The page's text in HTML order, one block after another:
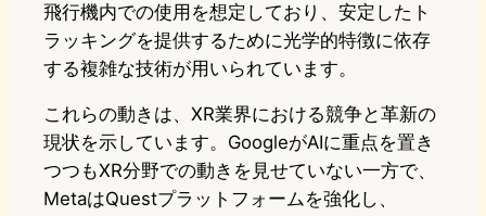
飛行機内での使用を想定しており、安定したト
ラッキングを提供するために光学的特徴に依存
する複雑な技術が用いられています。
これらの動きは、XR業界における競争と革新の
現状を示しています。GoogleがAIに重点を置き
つつもXR分野での動きを見せていない一方で、
MetaはQuestプラットフォームを強化し、